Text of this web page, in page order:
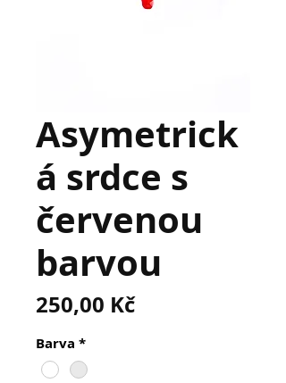
Asymetrick
á srdce s
červenou
barvou
250,00 KčCena
Barva *